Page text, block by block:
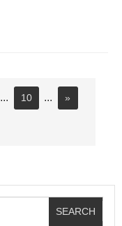
... 10 ... »